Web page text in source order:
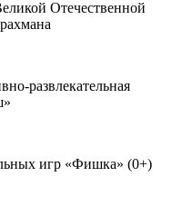
Отечественной
развлекательная
игр «Фишка» (0+)